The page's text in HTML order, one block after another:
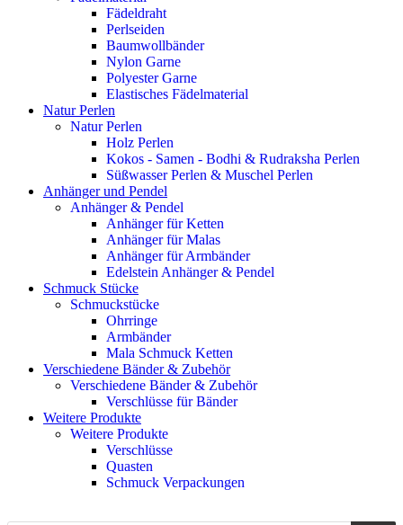
Fädeldraht
Perlseiden
Baumwollbänder
Nylon Garne
Polyester Garne
Elastisches Fädelmaterial
Natur Perlen
Natur Perlen
Holz Perlen
Kokos - Samen - Bodhi & Rudraksha Perlen
Süßwasser Perlen & Muschel Perlen
Anhänger und Pendel
Anhänger & Pendel
Anhänger für Ketten
Anhänger für Malas
Anhänger für Armbänder
Edelstein Anhänger & Pendel
Schmuck Stücke
Schmuckstücke
Ohrringe
Armbänder
Mala Schmuck Ketten
Verschiedene Bänder & Zubehör
Verschiedene Bänder & Zubehör
Verschlüsse für Bänder
Weitere Produkte
Weitere Produkte
Verschlüsse
Quasten
Schmuck Verpackungen